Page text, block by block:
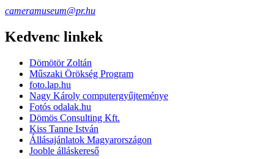
cameramuseum@pr.hu
Kedvenc linkek
Dömötör Zoltán
Műszaki Örökség Program
foto.lap.hu
Nagy Károly computergyűjteménye
Fotós odalak.hu
Dömös Consulting Kft.
Kiss Tanne István
Állásajánlatok Magyarországon
Jooble álláskereső